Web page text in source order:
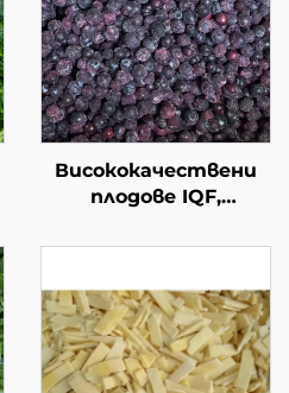
Висококачествени
плодове IQF,
опаковка от 10 кг,
за продажба